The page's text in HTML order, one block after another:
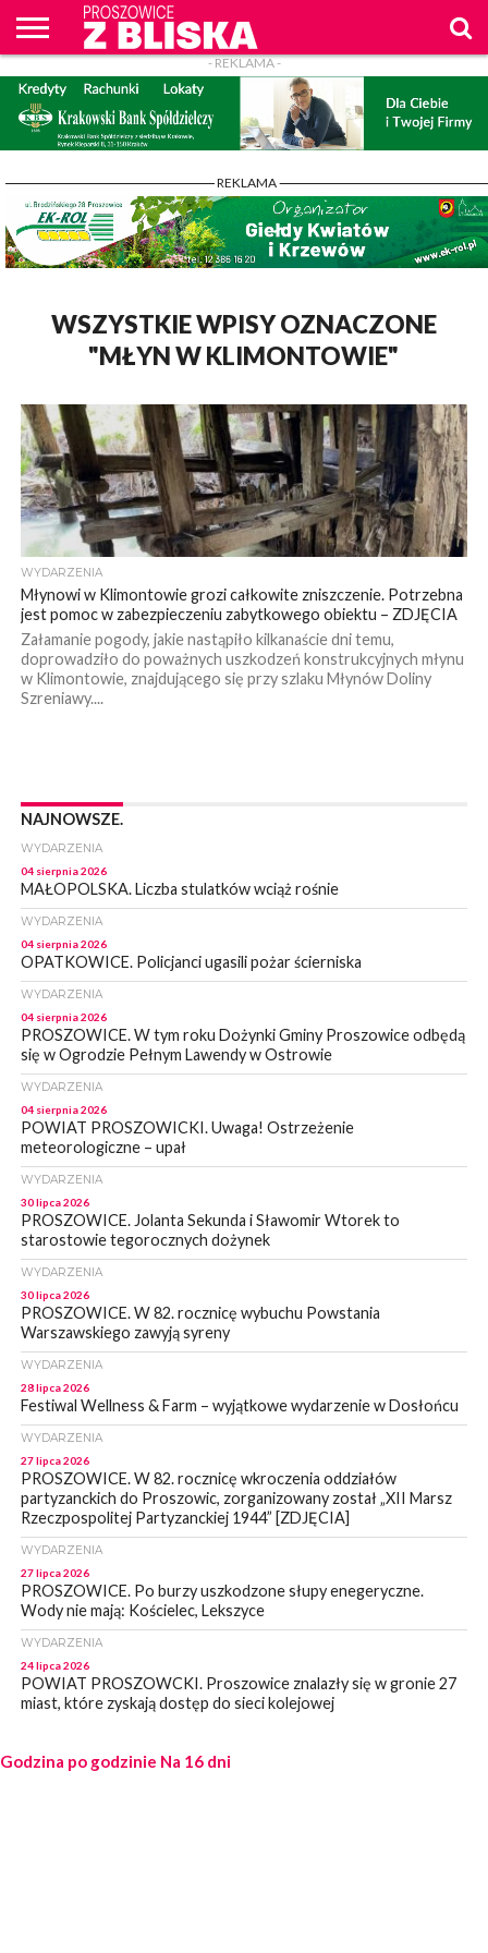
O
NAS
WIADOMOŚCI
ZAPYTAM
WPROST
CENNIK
REKLAM
PROSZOWICE
Z BLISKA
KONTAKT
- REKLAMA -
- REKLAMA -
WSZYSTKIE WPISY OZNACZONE
"MŁYN W KLIMONTOWIE"
WYDARZENIA
Młynowi w Klimontowie grozi całkowite zniszczenie. Potrzebna
jest pomoc w zabezpieczeniu zabytkowego obiektu – ZDJĘCIA
Załamanie pogody, jakie nastąpiło kilkanaście dni temu,
doprowadziło do poważnych uszkodzeń konstrukcyjnych młynu
w Klimontowie, znajdującego się przy szlaku Młynów Doliny
Szreniawy....
NAJNOWSZE.
WYDARZENIA
04 sierpnia 2026
MAŁOPOLSKA. Liczba stulatków wciąż rośnie
WYDARZENIA
04 sierpnia 2026
OPATKOWICE. Policjanci ugasili pożar ścierniska
WYDARZENIA
04 sierpnia 2026
PROSZOWICE. W tym roku Dożynki Gminy Proszowice odbędą
się w Ogrodzie Pełnym Lawendy w Ostrowie
WYDARZENIA
04 sierpnia 2026
POWIAT PROSZOWICKI. Uwaga! Ostrzeżenie
meteorologiczne – upał
WYDARZENIA
30 lipca 2026
PROSZOWICE. Jolanta Sekunda i Sławomir Wtorek to
starostowie tegorocznych dożynek
WYDARZENIA
30 lipca 2026
PROSZOWICE. W 82. rocznicę wybuchu Powstania
Warszawskiego zawyją syreny
WYDARZENIA
28 lipca 2026
Festiwal Wellness & Farm – wyjątkowe wydarzenie w Dosłońcu
WYDARZENIA
27 lipca 2026
PROSZOWICE. W 82. rocznicę wkroczenia oddziałów
partyzanckich do Proszowic, zorganizowany został „XII Marsz
Rzeczpospolitej Partyzanckiej 1944” [ZDJĘCIA]
WYDARZENIA
27 lipca 2026
PROSZOWICE. Po burzy uszkodzone słupy enegeryczne.
Wody nie mają: Kościelec, Lekszyce
WYDARZENIA
24 lipca 2026
POWIAT PROSZOWCKI. Proszowice znalazły się w gronie 27
miast, które zyskają dostęp do sieci kolejowej
23 lipca 2026
POWIAT PROSZOWICE. Obchody Święta Policji w
Godzina po godzinie Na 16 dni